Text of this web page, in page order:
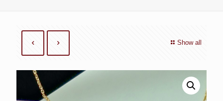
Show all